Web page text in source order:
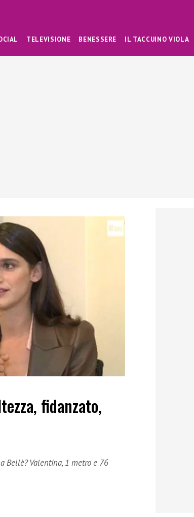
TELEVISIONE BENESSERE IL TACCUINO VIOLA
fidanzato,
Bellè? Valentina, 1 metro e 76